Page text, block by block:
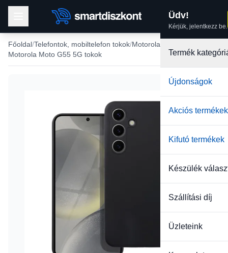
Üdv!
Kérjük, jelentkezz be.
Termék
Újdonságok
Akciós termékek
Kifutó termékek
Készülék
Szállítási díj
Üzleteink
Főoldal Telefontok, mobiltelefon tokok Motorola tokok
Motorola Moto G55 5G tokok